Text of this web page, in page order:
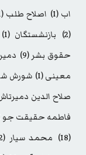
اب (1) اصلاح طلب (1)
(2)
بازنشستگان (1)
حقوق بشر (9)
معینی(1) شورش
صلاح الدین
فاطمه حقیقت جو
(18)
محمد سیار (2)